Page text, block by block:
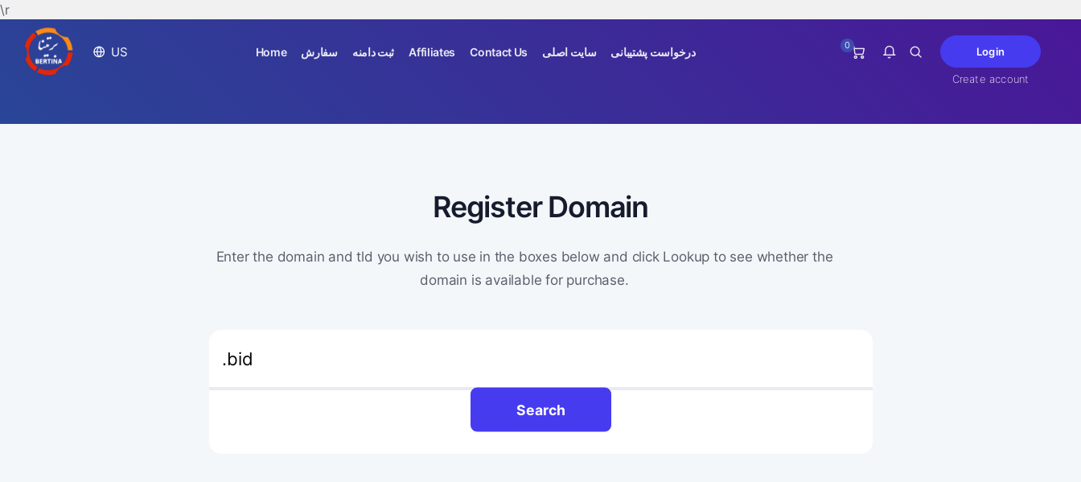
\r
US Home سفارش ثبت دامنه Affiliates Contact Us سایت اصلی درخواست پشتیبانی 0
Login
Create account
Register Domain
Enter the domain and tld you wish to use in the boxes below and click Lookup to see whether the
domain is available for purchase.
Search